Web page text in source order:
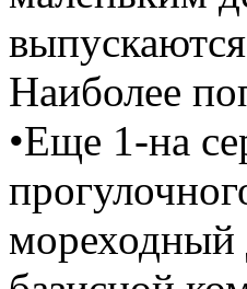
Наиболее
•Еще 1-на
мореходный